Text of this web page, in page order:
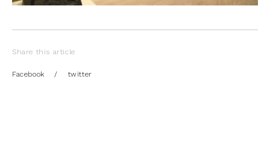
Share this article
Facebook / twitter